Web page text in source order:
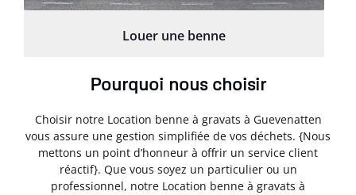
Louer une benne
Pourquoi nous choisir
Choisir notre Location benne à gravats à Guevenatten
vous assure une gestion simplifiée de vos déchets. {Nous
mettons un point d’honneur à offrir un service client
réactif}. Que vous soyez un particulier ou un
professionnel, notre Location benne à gravats à